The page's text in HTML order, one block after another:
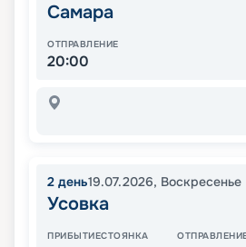
Самара
ОТПРАВЛЕНИЕ
20:00
2 день19.07.2026, Воскресенье
Усовка
ПРИБЫТИЕСТОЯНКА